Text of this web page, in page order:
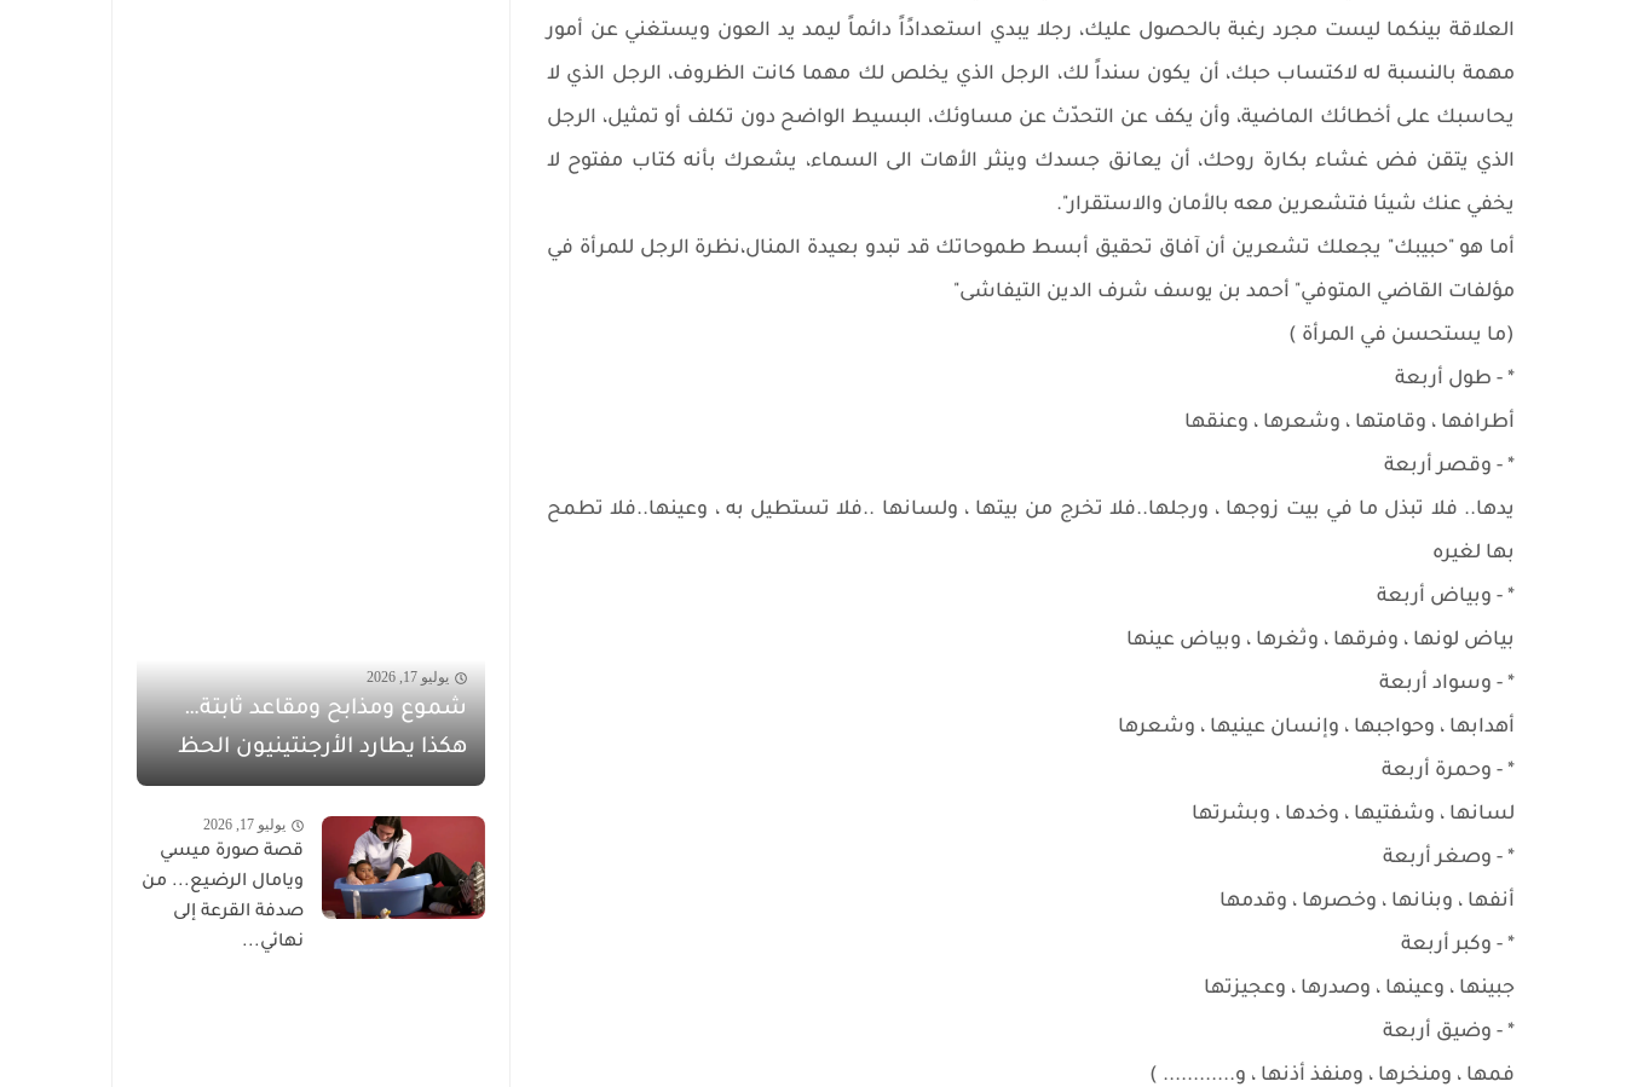
العلاقة بينكما ليست مجرد رغبة بالحصول عليك، رجلا يبدي استعدادًاً دائماً ليمد يد العون ويستغني عن أمور
مهمة بالنسبة له لاكتساب حبك، أن يكون سنداً لك، الرجل الذي يخلص لك مهما كانت الظروف، الرجل الذي لا
يحاسبك على أخطائك الماضية، وأن يكف عن التحدّث عن مساوئك، البسيط الواضح دون تكلف أو تمثيل، الرجل
الذي يتقن فض غشاء بكارة روحك، أن يعانق جسدك وينثر الأهات الى السماء، يشعرك بأنه كتاب مفتوح لا
يخفي عنك شيئا فتشعرين معه بالأمان والاستقرار".
أما هو "حبيبك" يجعلك تشعرين أن آفاق تحقيق أبسط طموحاتك قد تبدو بعيدة المنال،نظرة الرجل للمرأة في
مؤلفات القاضي المتوفي" أحمد بن يوسف شرف الدين التيفاشى"
(ما يستحسن في المرأة )
* - طول أربعة
أطرافها ، وقامتها ، وشعرها ، وعنقها
* - وقصر أربعة
يدها.. فلا تبذل ما في بيت زوجها ، ورجلها..فلا تخرج من بيتها ، ولسانها ..فلا تستطيل به ، وعينها..فلا تطمح
بها لغيره
* - وبياض أربعة
بياض لونها ، وفرقها ، وثغرها ، وبياض عينها
* - وسواد أربعة
أهدابها ، وحواجبها ، وإنسان عينيها ، وشعرها
* - وحمرة أربعة
لسانها ، وشفتيها ، وخدها ، وبشرتها
* - وصغر أربعة
أنفها ، وبنانها ، وخصرها ، وقدمها
* - وكبر أربعة
جبينها ، وعينها ، وصدرها ، وعجيزتها
* - وضيق أربعة
فمها ، ومنخرها ، ومنفذ أذنها ، و............ )
يوليو 17, 2026
شموع ومذابح ومقاعد ثابتة…
هكذا يطارد الأرجنتينيون الحظ
يوليو 17, 2026
قصة صورة ميسي
ويامال الرضيع... من
صدفة القرعة إلى
نهائي...